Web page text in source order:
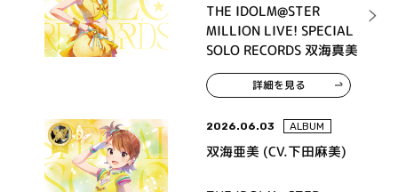
THE IDOLM@STER
MILLION LIVE! SPECIAL
SOLO RECORDS 双海真美
詳細を見る
2026.06.03 ALBUM
双海亜美 (CV.下田麻美)